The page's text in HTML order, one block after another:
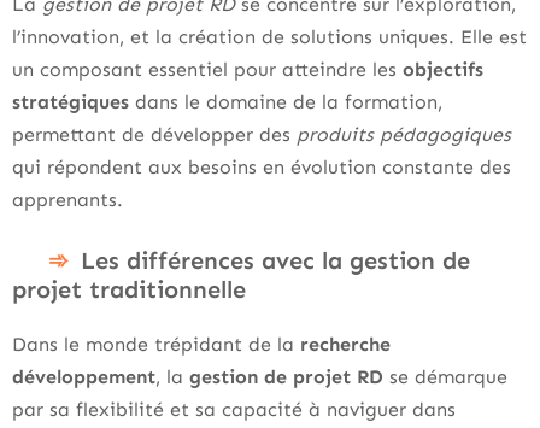
l’innovation, et la création de solutions uniques. Elle est
un composant essentiel pour atteindre les objectifs
stratégiques dans le domaine de la formation,
permettant de développer des produits pédagogiques
qui répondent aux besoins en évolution constante des
apprenants.
Les différences avec la gestion de
projet traditionnelle
Dans le monde trépidant de la recherche
développement, la gestion de projet RD se démarque
par sa flexibilité et sa capacité à naviguer dans